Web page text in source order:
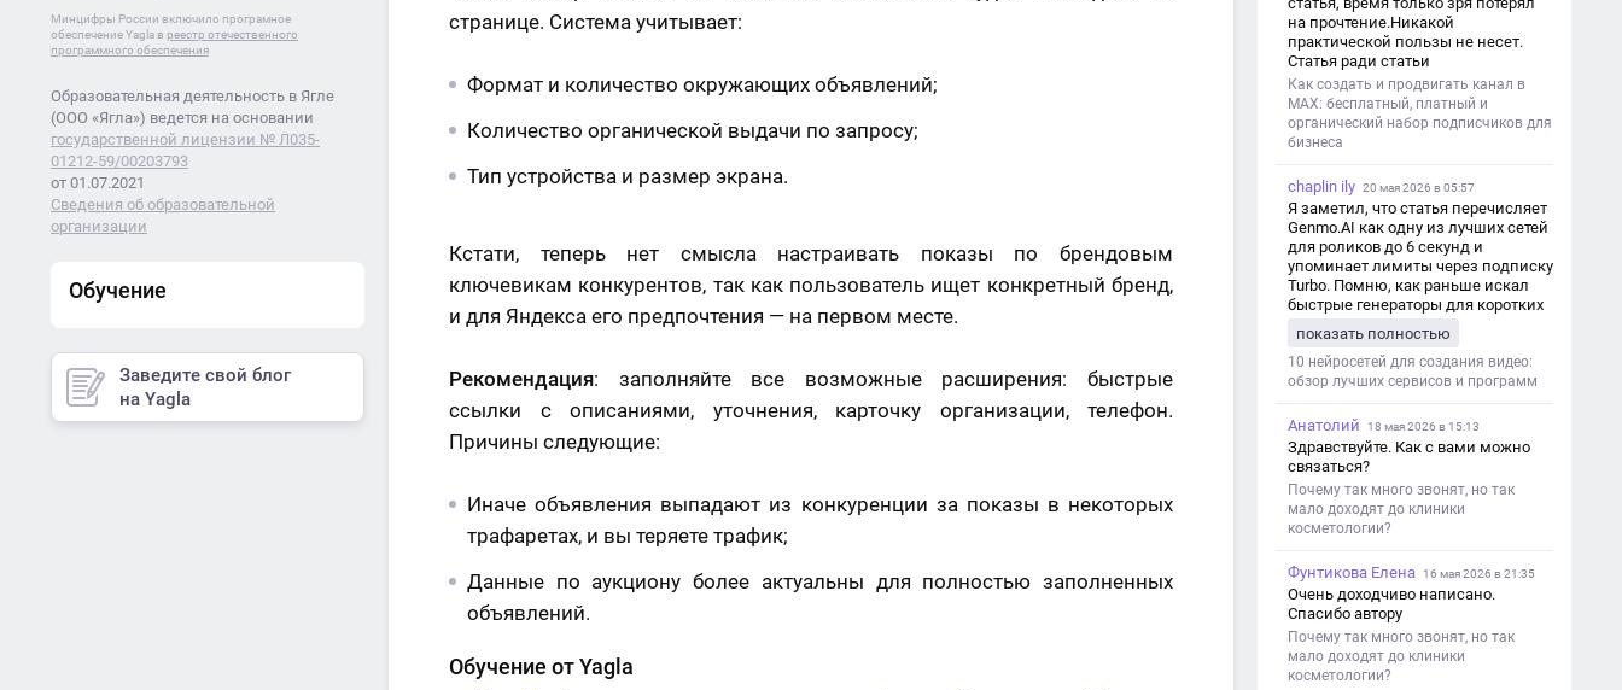
странице. Система учитывает:
Формат и количество окружающих объявлений;
Количество органической выдачи по запросу;
Тип устройства и размер экрана.
Кстати, теперь нет смысла настраивать показы по брендовым
ключевикам конкурентов, так как пользователь ищет конкретный бренд,
и для Яндекса его предпочтения — на первом месте.
Рекомендация: заполняйте все возможные расширения: быстрые
ссылки с описаниями, уточнения, карточку организации, телефон.
Причины следующие:
Иначе объявления выпадают из конкуренции за показы в некоторых
трафаретах, и вы теряете трафик;
Данные по аукциону более актуальны для полностью заполненных
объявлений.
Обучение от Yagla
Минцифры России включило програмное
обеспечение Yagla в реестр отечественного
программного обеспечения
Образовательная деятельность в Ягле
(ООО «Ягла») ведется на основании
государственной лицензии № Л035-
01212-59/00203793
от 01.07.2021
Сведения об образовательной
организации
Обучение
Заведите свой блог
на Yagla
на прочтение.Никакой
практической пользы не несет.
Статья ради статьи
Как создать и продвигать канал в
MAX: бесплатный, платный и
органический набор подписчиков для
бизнеса
chaplin ily 20 мая 2026 в 05:57
Я заметил, что статья перечисляет
Genmo.AI как одну из лучших сетей
для роликов до 6 секунд и
упоминает лимиты через подписку
Turbo. Помню, как раньше искал
быстрые генераторы для коротких
такой обзор именно с акцентом на
ограничения и подпись. Image V2
показать полностью
10 нейросетей для создания видео:
обзор лучших сервисов и программ
Анатолий 18 мая 2026 в 15:13
Здравствуйте. Как с вами можно
связаться?
Почему так много звонят, но так
мало доходят до клиники
косметологии?
Фунтикова Елена 16 мая 2026 в 21:35
Очень доходчиво написано.
Спасибо автору
Почему так много звонят, но так
мало доходят до клиники
косметологии?